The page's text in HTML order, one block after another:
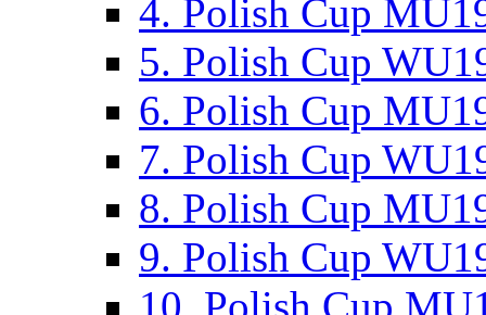
4. Polish Cup
5. Polish Cup
6. Polish Cup
7. Polish Cup
8. Polish Cup
9. Polish Cup
10. Polish Cup